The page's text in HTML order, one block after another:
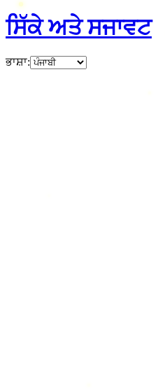
ਸਿੱਕੇ ਅਤੇ ਸਜਾਵਟ
ਭਾਸ਼ਾ: